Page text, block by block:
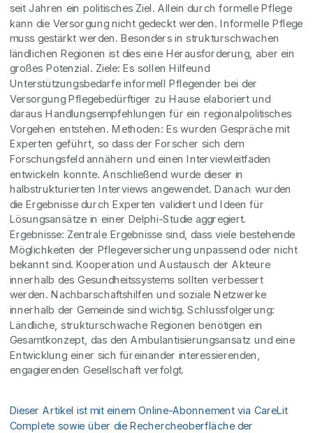
seit Jahren ein politisches Ziel. Allein durch formelle Pflege
kann die Versorgung nicht gedeckt werden. Informelle Pflege
muss gestärkt werden. Besonders in strukturschwachen
ländlichen Regionen ist dies eine Herausforderung, aber ein
großes Potenzial. Ziele: Es sollen Hilfeund
Unterstützungsbedarfe informell Pflegender bei der
Versorgung Pflegebedürftiger zu Hause elaboriert und
daraus Handlungsempfehlungen für ein regionalpolitisches
Vorgehen entstehen. Methoden: Es wurden Gespräche mit
Experten geführt, so dass der Forscher sich dem
Forschungsfeld annähern und einen Interviewleitfaden
entwickeln konnte. Anschließend wurde dieser in
halbstrukturierten Interviews angewendet. Danach wurden
die Ergebnisse durch Experten validiert und Ideen für
Lösungsansätze in einer Delphi-Studie aggregiert.
Ergebnisse: Zentrale Ergebnisse sind, dass viele bestehende
Möglichkeiten der Pflegeversicherung unpassend oder nicht
bekannt sind. Kooperation und Austausch der Akteure
innerhalb des Gesundheitssystems sollten verbessert
werden. Nachbarschaftshilfen und soziale Netzwerke
innerhalb der Gemeinde sind wichtig. Schlussfolgerung:
Ländliche, strukturschwache Regionen benötigen ein
Gesamtkonzept, das den Ambulantisierungsansatz und eine
Entwicklung einer sich füreinander interessierenden,
engagierenden Gesellschaft verfolgt.
Dieser Artikel ist mit einem Online-Abonnement via CareLit
Complete sowie über die Rechercheoberfläche der